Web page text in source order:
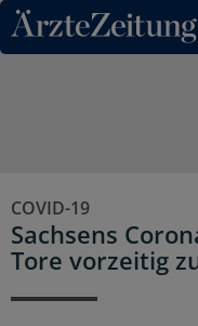
Direkt zum Inhaltsbereich
COVID-19
Sachsens
Tore vorzeitig